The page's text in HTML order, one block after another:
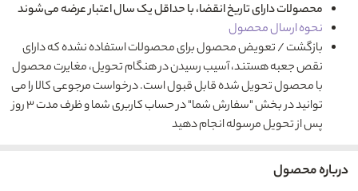
محصولات دارای تاریخ انقضا، با حداقل یک سال اعتبار عرضه می‌شوند
نحوه ارسال محصول
بازگشت / تعویض محصول برای محصولات استفاده نشده که دارای
نقص جعبه هستند، آسیب رسیدن در هنگام تحویل، مغایرت محصول
با محصول تحویل شده قابل قبول است. درخواست مرجوعی کالا را می
توانید در بخش "سفارش شما" در حساب کاربری شما و ظرف مدت ۳ روز
پس از تحویل مرسوله انجام دهید
درباره محصول